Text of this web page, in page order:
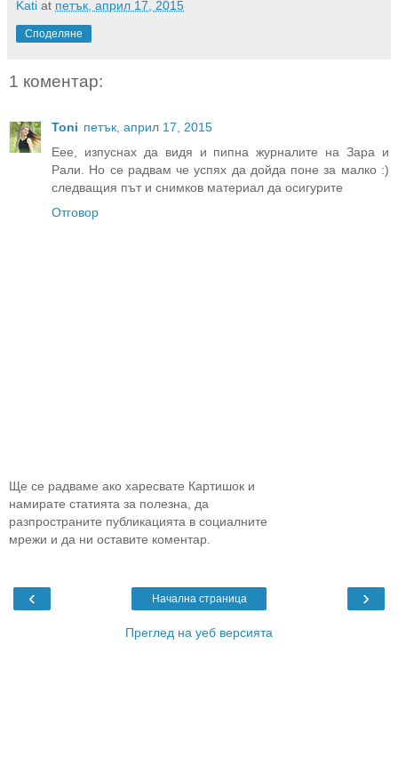
Kati at петък, април 17, 2015
Споделяне
1 коментар:
Toni петък, април 17, 2015
Еее, изпуснах да видя и пипна журналите на Зара и
Рали. Но се радвам че успях да дойда поне за малко :)
следващия път и снимков материал да осигурите
Отговор
Ще се радваме ако харесвате Картишок и
намирате статията за полезна, да
разпространите публикацията в социалните
мрежи и да ни оставите коментар.
‹ ›
Начална страница
Преглед на уеб версията